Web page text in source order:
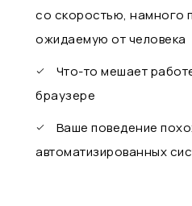
со скоростью, намного
ожидаемую от человека
Что-то мешает
браузере
Ваше поведение
автоматизированных